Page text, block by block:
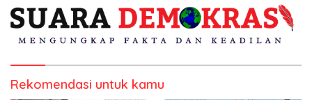
Rekomendasi untuk kamu